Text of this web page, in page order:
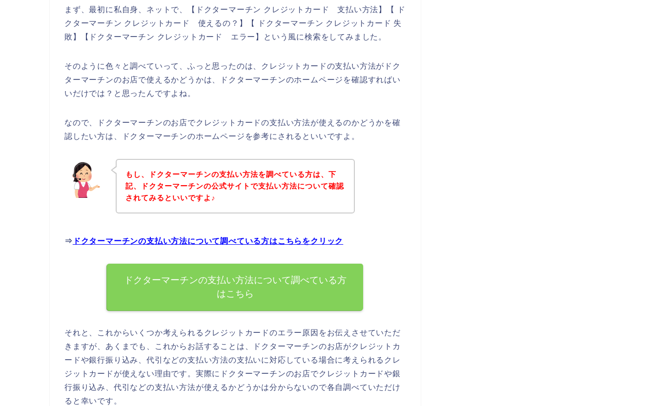
まず、最初に私自身、ネットで、【ドクターマーチン クレジットカード 支払い方法】【 ド
クターマーチン クレジットカード 使えるの？】【 ドクターマーチン クレジットカード 失
敗】【ドクターマーチン クレジットカード エラー】という風に検索をしてみました。
そのように色々と調べていって、ふっと思ったのは、クレジットカードの支払い方法がドク
ターマーチンのお店で使えるかどうかは、ドクターマーチンのホームページを確認すればい
いだけでは？と思ったんですよね。
なので、ドクターマーチンのお店でクレジットカードの支払い方法が使えるのかどうかを確
認したい方は、ドクターマーチンのホームページを参考にされるといいですよ。
もし、ドクターマーチンの支払い方法を調べている方は、下
記、ドクターマーチンの公式サイトで支払い方法について確認
されてみるといいですよ♪
⇒ ドクターマーチンの支払い方法について調べている方はこちらをクリック
ドクターマーチンの支払い方法について調べている方
はこちら
それと、これからいくつか考えられるクレジットカードのエラー原因をお伝えさせていただ
きますが、あくまでも、これからお話することは、ドクターマーチンのお店がクレジットカ
ードや銀行振り込み、代引などの支払い方法の支払いに対応している場合に考えられるクレ
ジットカードが使えない理由です。実際にドクターマーチンのお店でクレジットカードや銀
行振り込み、代引などの支払い方法が使えるかどうかは分からないので各自調べていただけ
ると幸いです。